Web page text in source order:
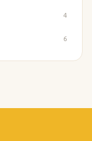
4
6